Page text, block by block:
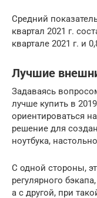
Средний
квартал 2021 г.
квартале 2021 г. и
Лучшие
Задаваясь
лучше купить в
ориентироваться
решение для
ноутбука,
С одной стороны,
регулярного
а с другой, при